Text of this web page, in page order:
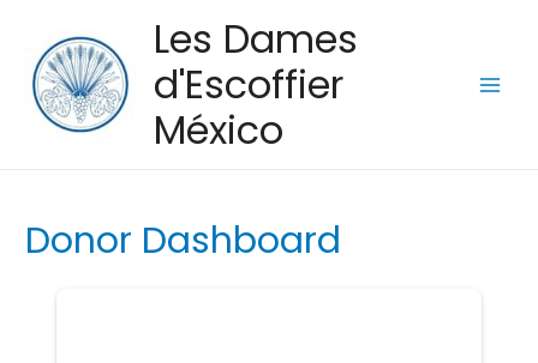
Les Dames
d'Escoffier
México
Donor Dashboard